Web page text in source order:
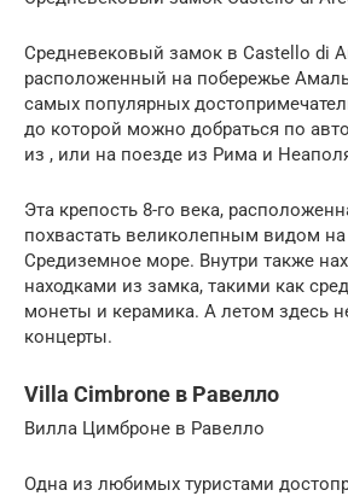
Средневековый замок в Castello di
расположенный на побережье
самых популярных
до которой можно добраться по
из , или на поезде из Рима и
Эта крепость 8-го века,
похвастать великолепным видом
Средиземное море. Внутри также
находками из замка, такими как
монеты и керамика. А летом здесь
концерты.
Villa Cimbrone в Равелло
Вилла Цимброне в Равелло
Одна из любимых туристами